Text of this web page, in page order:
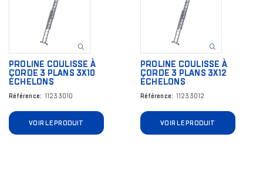
PROLINE COULISSE À
CORDE 3 PLANS 3X10
ÉCHELONS
Référence 11233010
VOIR LE PRODUIT
PROLINE COULISSE À
CORDE 3 PLANS 3X12
ÉCHELONS
Référence 11233012
VOIR LE PRODUIT